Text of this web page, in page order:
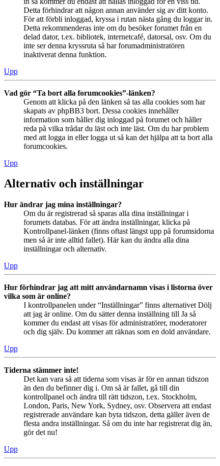
Detta förhindrar att någon annan använder sig av ditt konto.
För att förbli inloggad, kryssa i rutan nästa gång du loggar in.
Detta rekommenderas inte om du besöker forumet från en
delad dator, t.ex. bibliotek, internetcafé, datorsal, osv. Om du
inte ser denna kryssruta så har forumadministratören
inaktiverat denna funktion.
Upp
Vad gör “Ta bort alla forumcookies”-länken?
Genom att klicka på den länken så tas alla cookies som har
skapats av phpBB3 bort. Dessa cookies innehåller
information som håller dig inloggad på forumet och håller
reda på vilka trådar du läst och inte läst. Om du har problem
med att logga in eller logga ut så kan det hjälpa att ta bort alla
forumcookies.
Upp
Alternativ och inställningar
Hur ändrar jag mina inställningar?
Om du är registrerad så sparas alla dina inställningar i
forumets databas. För att ändra inställningar, klicka på
Kontrollpanel-länken (finns oftast längst upp på forumsidorna
men så är inte alltid fallet). Här kan du ändra alla dina
inställningar och alternativ.
Upp
Hur förhindrar jag att mitt användarnamn visas i listorna över
vilka som är online?
I kontrollpanelen under “Inställningar” finns alternativet Dölj
att jag är online. Om du sätter denna inställning till Ja så
kommer du endast att visas för administratörer, moderatorer
och dig själv. Du kommer att räknas som en dold användare.
Upp
Tiderna stämmer inte!
Det kan vara så att tiderna som visas är för en annan tidszon
än den du befinner dig i. Om så är fallet, gå till din
kontrollpanel och ändra till rätt tidszon, t.ex. Stockholm,
London, Paris, New York, Sydney, osv. Observera att endast
registrerade användare kan byta tidszon, detta gäller även de
flesta andra inställningar. Så om du inte har registrerat dig än,
gör det nu!
Upp